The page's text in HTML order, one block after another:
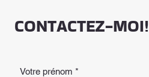
CONTACTEZ-MOI!
Votre prénom *